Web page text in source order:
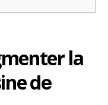
la
de